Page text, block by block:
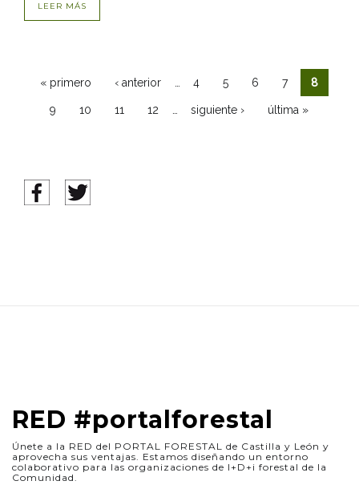
LEER MÁS
Páginas
« primero ‹ anterior … 4 5 6 7 8
9 10 11 12 … siguiente › última »
RED #portalforestal
Únete a la RED del PORTAL FORESTAL de Castilla y León y
aprovecha sus ventajas. Estamos diseñando un entorno
colaborativo para las organizaciones de I+D+i forestal de la
Comunidad.